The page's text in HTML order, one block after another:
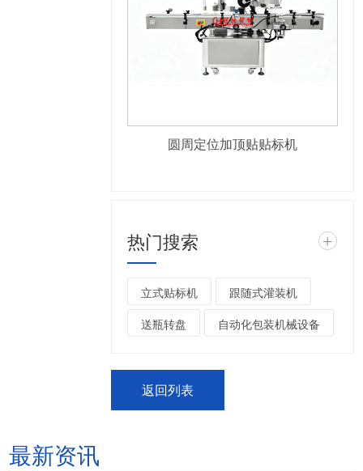
圆周定位加顶贴贴标机
热门搜索 +
立式贴标机
跟随式灌装机
送瓶转盘
自动化包装机械设备
返回列表
最新资讯